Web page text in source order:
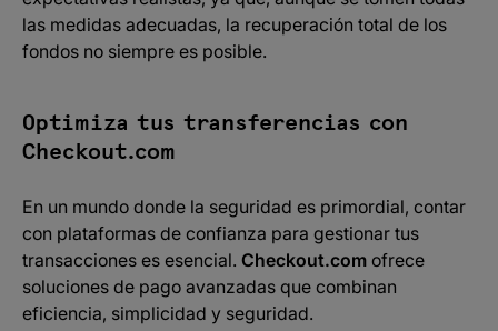
las medidas adecuadas, la recuperación total de los
fondos no siempre es posible.​
Optimiza tus transferencias con
Checkout.com
En un mundo donde la seguridad es primordial, contar
con plataformas de confianza para gestionar tus
transacciones es esencial. Checkout.com ofrece
soluciones de pago avanzadas que combinan
eficiencia, simplicidad y seguridad.